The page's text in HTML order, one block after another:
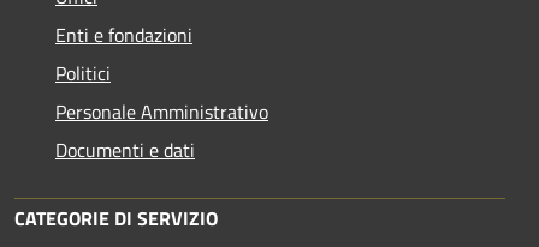
Enti e fondazioni
Politici
Personale Amministrativo
Documenti e dati
CATEGORIE DI SERVIZIO